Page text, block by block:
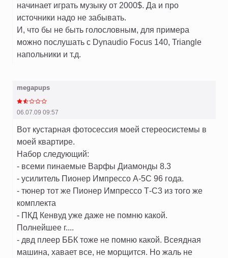
начинает играть музыку от 2000$. Да и про
источники надо не забывать.
И, что бы не быть голословным, для примера
можно послушать с Dynaudio Focus 140, Triangle
напольники и т.д.
megapups
06.07.09 09:57
Вот кустарная фотосессия моей стереосистемы в
моей квартире.
Набор следующий:
- всеми пинаемые Варфы Диамонды 8.3
- усилитель Пионер Импрессо А-5С 96 года.
- тюнер тот же Пионер Импрессо Т-С3 из того же
комплекта
- ПКД Кенвуд уже даже не помню какой.
Полнейшее г....
- двд плеер ББК тоже не помню какой. Всеядная
машина, хавает все, не морщится. Но жаль не